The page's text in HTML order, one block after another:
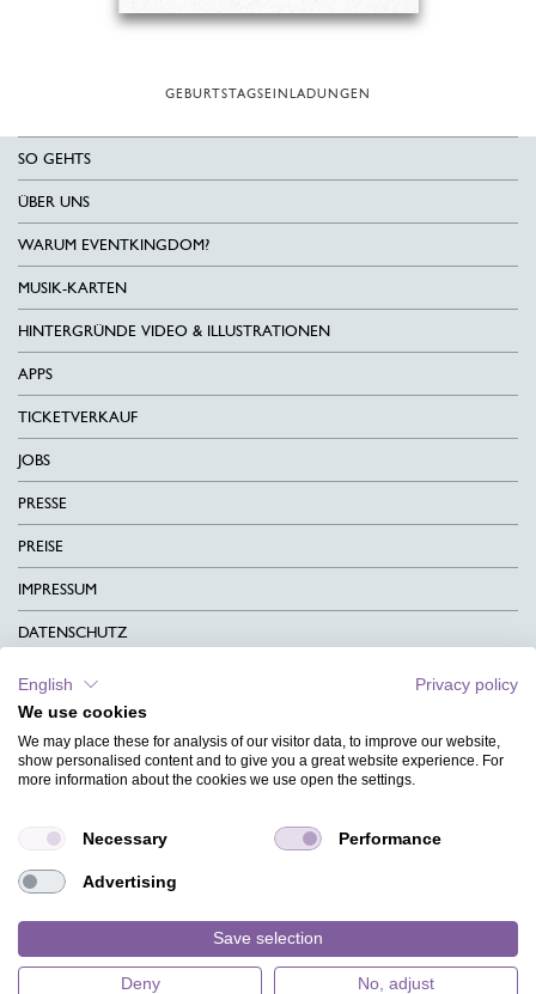
GEBURTSTAGSEINLADUNGEN
SO GEHTS
ÜBER UNS
WARUM EVENTKINGDOM?
MUSIK-KARTEN
HINTERGRÜNDE VIDEO & ILLUSTRATIONEN
APPS
TICKETVERKAUF
JOBS
PRESSE
PREISE
IMPRESSUM
DATENSCHUTZ
KONTAKT
AGB
CHARITY
MAGAZIN
HILFE
English
Privacy policy
We use cookies
We may place these for analysis of our visitor data, to improve our website,
show personalised content and to give you a great website experience. For
more information about the cookies we use open the settings.
Necessary Performance
Advertising
Save selection
Deny No, adjust